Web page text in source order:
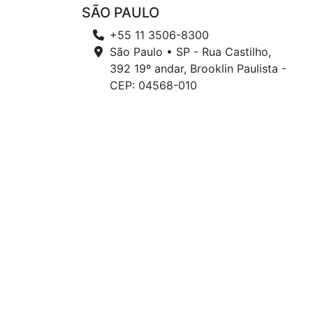
SÃO PAULO
+55 11 3506-8300
São Paulo • SP - Rua Castilho,
392 19º andar, Brooklin Paulista -
CEP: 04568-010